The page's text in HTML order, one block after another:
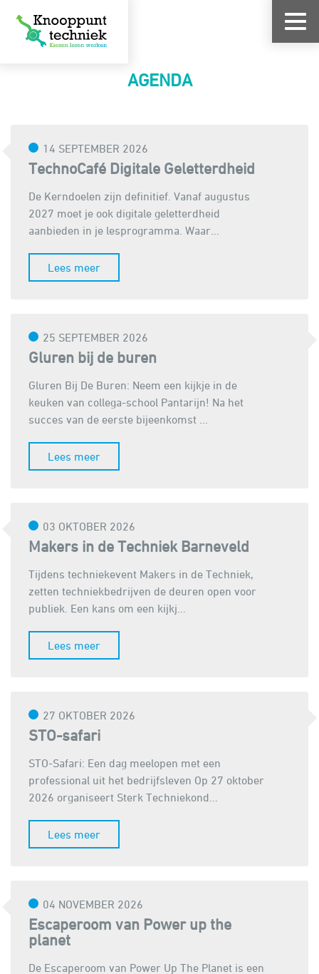
AGENDA
14 SEPTEMBER 2026
TechnoCafé Digitale Geletterdheid
De Kerndoelen zijn definitief. Vanaf augustus
2027 moet je ook digitale geletterdheid
aanbieden in je lesprogramma. Waar...
Lees meer
25 SEPTEMBER 2026
Gluren bij de buren
Gluren Bij De Buren: Neem een kijkje in de
keuken van collega-school Pantarijn! Na het
succes van de eerste bijeenkomst ...
Lees meer
03 OKTOBER 2026
Makers in de Techniek Barneveld
Tijdens techniekevent Makers in de Techniek,
zetten techniekbedrijven de deuren open voor
publiek. Een kans om een kijkj...
Lees meer
27 OKTOBER 2026
STO-safari
STO-Safari: Een dag meelopen met een
professional uit het bedrijfsleven Op 27 oktober
2026 organiseert Sterk Techniekond...
Lees meer
04 NOVEMBER 2026
Escaperoom van Power up the
planet
De Escaperoom van Power Up The Planet is een